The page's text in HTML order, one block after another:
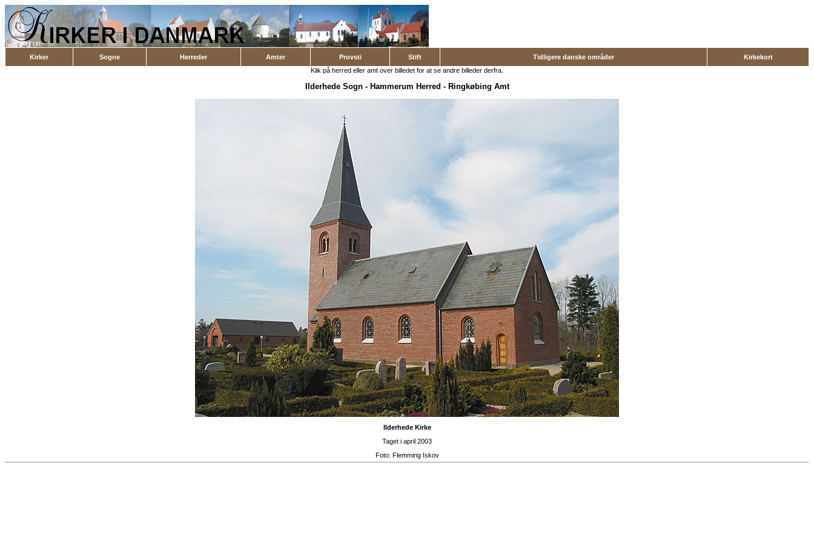
Kirker Sogne Herreder Amter Provsti Stift Tidligere danske områder
Kirkekort
Klik på herred eller amt over billedet for at se andre billeder derfra.
Ilderhede Sogn- Hammerum Herred - Ringkøbing Amt
Ilderhede Kirke
Taget i april 2003
Foto: Flemming Iskov